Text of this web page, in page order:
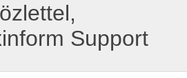
Support